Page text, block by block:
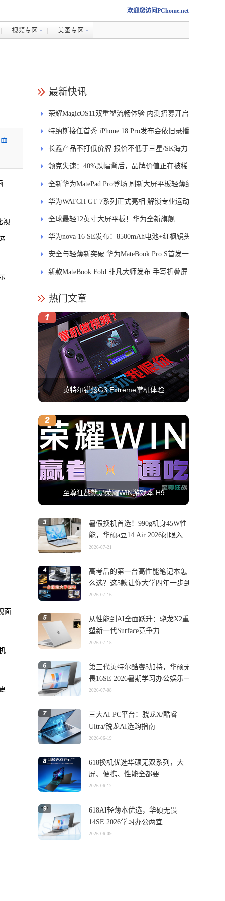
欢迎您访问PChome.net
视频专区 美图专区
视
面
最新快讯
荣耀MagicOS11双重塑流畅体验 内测招募开启
特纳斯接任首秀 iPhone 18 Pro发布会依旧录播
长鑫产品不打低价牌 报价不低于三星/SK海力
士
领克失速：40%跌幅背后，品牌价值正在被稀
释
全新华为MatePad Pro登场 刷新大屏平板轻薄纪
录
华为WATCH GT 7系列正式亮相 解锁专业运动
新体验
全球最轻12英寸大屏平板！华为全新旗舰
MatePad Pro正式发布
华为nova 16 SE发布：8500mAh电池+红枫镜头
安全与轻薄新突破 华为MateBook Pro S首发一
区双像素技术防窥屏
新款MateBook Fold 非凡大师发布 手写折叠屏
热门文章
英特尔锐炫G3 Extreme掌机体验
至尊狂战就是荣耀WIN游戏本 H9
暑假换机首选！990g机身45W性
能，华硕a豆14 Air 2026闭眼入
2026-07-21
高考后的第一台高性能笔记本怎
么选？这5款让你大学四年一步到
位
2026-07-16
从性能到AI全面跃升：骁龙X2重
塑新一代Surface竞争力
2026-07-15
第三代英特尔酷睿5加持，华硕无
畏16SE 2026暑期学习办公娱乐一
机搞定
2026-07-08
三大AI PC平台：骁龙X/酷睿
Ultra/锐龙AI选购指南
2026-06-19
618换机优选华硕无双系列，大
屏、便携、性能全都要
2026-06-12
618AI轻薄本优选，华硕无畏
14SE 2026学习办公两宜
2026-06-09